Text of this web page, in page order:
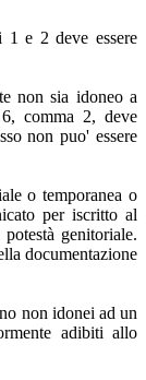
e 2 deve essere
non sia idoneo a
comma 2, deve
non puo' essere
o temporanea o
per iscritto al
genitoriale.
documentazione
non idonei ad un
adibiti allo